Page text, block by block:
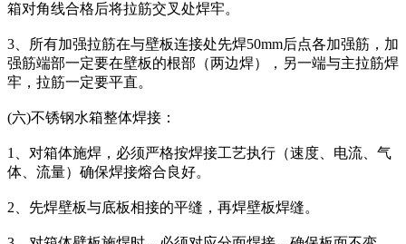
箱对角线合格后将拉筋交叉处焊牢。
3、所有加强拉筋在与壁板连接处先焊50mm后点各加强筋，加
强筋端部一定要在壁板的根部（两边焊），另一端与主拉筋焊
牢，拉筋一定要平直。
(六)不锈钢水箱整体焊接：
1、对箱体施焊，必须严格按焊接工艺执行（速度、电流、气
体、流量）确保焊接熔合良好。
2、先焊壁板与底板相接的平缝，再焊壁板焊缝。